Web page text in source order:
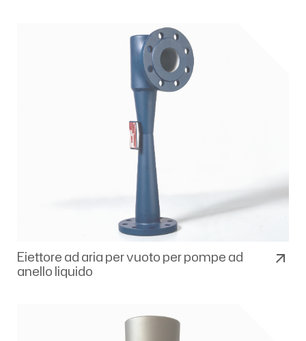
Eiettore ad aria per vuoto per pompe ad
anello liquido
arrow_outward